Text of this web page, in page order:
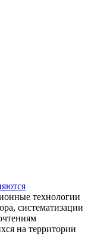
технологии
систематизации
на территории